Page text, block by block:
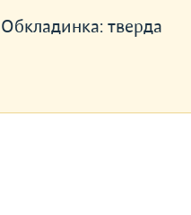
Обкладинка: тверда